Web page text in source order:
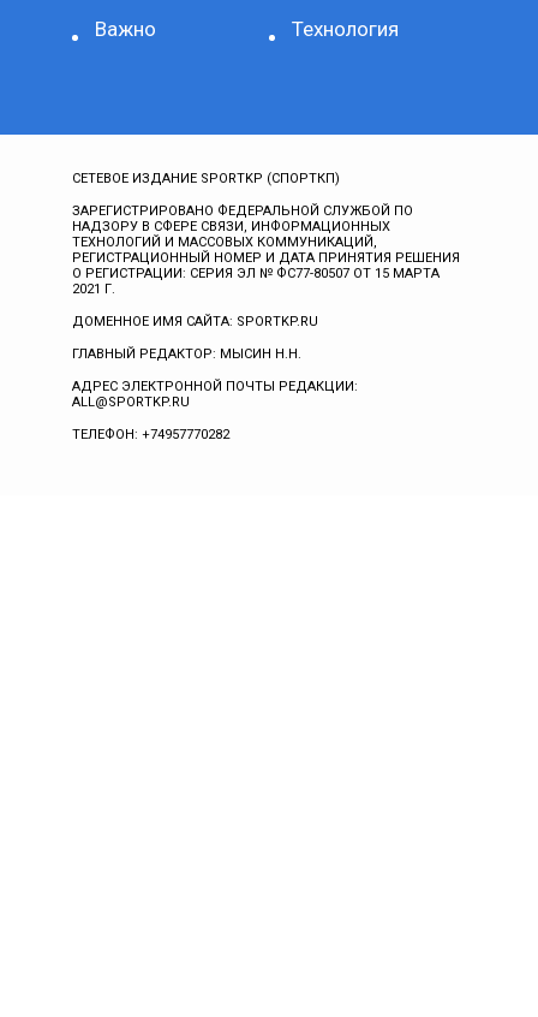
Важно Технология
СЕТЕВОЕ ИЗДАНИЕ SPORTKP (СПОРТКП)
ЗАРЕГИСТРИРОВАНО ФЕДЕРАЛЬНОЙ СЛУЖБОЙ ПО
НАДЗОРУ В СФЕРЕ СВЯЗИ, ИНФОРМАЦИОННЫХ
ТЕХНОЛОГИЙ И МАССОВЫХ КОММУНИКАЦИЙ,
РЕГИСТРАЦИОННЫЙ НОМЕР И ДАТА ПРИНЯТИЯ РЕШЕНИЯ
О РЕГИСТРАЦИИ: СЕРИЯ ЭЛ № ФС77-80507 ОТ 15 МАРТА
2021 Г.
ДОМЕННОЕ ИМЯ САЙТА: SPORTKP.RU
ГЛАВНЫЙ РЕДАКТОР: МЫСИН Н.Н.
АДРЕС ЭЛЕКТРОННОЙ ПОЧТЫ РЕДАКЦИИ:
ALL@SPORTKP.RU
ТЕЛЕФОН: +74957770282